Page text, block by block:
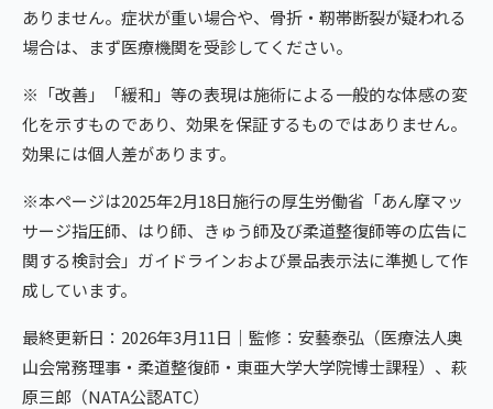
ありません。症状が重い場合や、骨折・靭帯断裂が疑われる
場合は、まず医療機関を受診してください。
※「改善」「緩和」等の表現は施術による一般的な体感の変
化を示すものであり、効果を保証するものではありません。
効果には個人差があります。
※本ページは2025年2月18日施行の厚生労働省「あん摩マッ
サージ指圧師、はり師、きゅう師及び柔道整復師等の広告に
関する検討会」ガイドラインおよび景品表示法に準拠して作
成しています。
最終更新日：2026年3月11日｜監修：安藝泰弘（医療法人奥
山会常務理事・柔道整復師・東亜大学大学院博士課程）、萩
原三郎（NATA公認ATC）